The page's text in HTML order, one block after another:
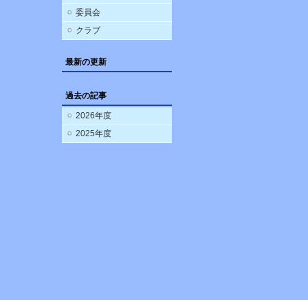
委員会
クラブ
最新の更新
過去の記事
2026年度
2025年度